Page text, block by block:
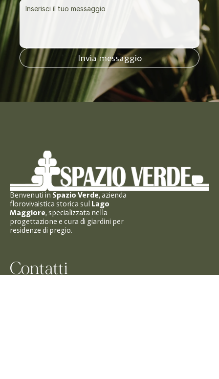
Invia messaggio
Benvenuti in Spazio Verde, azienda
florovivaistica storica sul Lago
Maggiore, specializzata nella
progettazione e cura di giardini per
residenze di pregio.
Contatti